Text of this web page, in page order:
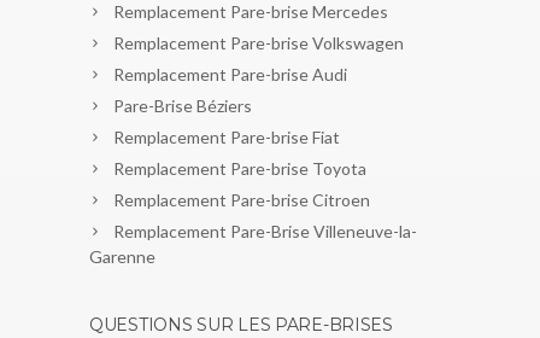
Remplacement Pare-brise Mercedes
Remplacement Pare-brise Volkswagen
Remplacement Pare-brise Audi
Pare-Brise Béziers
Remplacement Pare-brise Fiat
Remplacement Pare-brise Toyota
Remplacement Pare-brise Citroen
Remplacement Pare-Brise Villeneuve-la-
Garenne
QUESTIONS SUR LES PARE-BRISES